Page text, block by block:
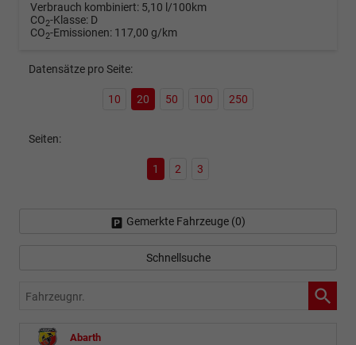
Verbrauch kombiniert: 5,10 l/100km
CO2-Klasse: D
CO2-Emissionen: 117,00 g/km
Datensätze pro Seite:
10 20 50 100 250
Seiten:
1 2 3
Gemerkte Fahrzeuge (0)
Schnellsuche
Fahrzeugnr.
Abarth